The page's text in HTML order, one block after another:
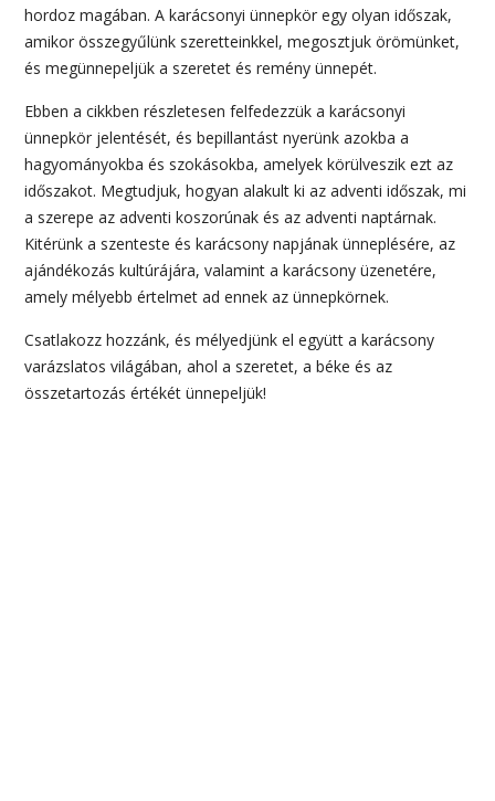
hordoz magában. A karácsonyi ünnepkör egy olyan időszak,
amikor összegyűlünk szeretteinkkel, megosztjuk örömünket,
és megünnepeljük a szeretet és remény ünnepét.
Ebben a cikkben részletesen felfedezzük a karácsonyi
ünnepkör jelentését, és bepillantást nyerünk azokba a
hagyományokba és szokásokba, amelyek körülveszik ezt az
időszakot. Megtudjuk, hogyan alakult ki az adventi időszak, mi
a szerepe az adventi koszorúnak és az adventi naptárnak.
Kitérünk a szenteste és karácsony napjának ünneplésére, az
ajándékozás kultúrájára, valamint a karácsony üzenetére,
amely mélyebb értelmet ad ennek az ünnepkörnek.
Csatlakozz hozzánk, és mélyedjünk el együtt a karácsony
varázslatos világában, ahol a szeretet, a béke és az
összetartozás értékét ünnepeljük!